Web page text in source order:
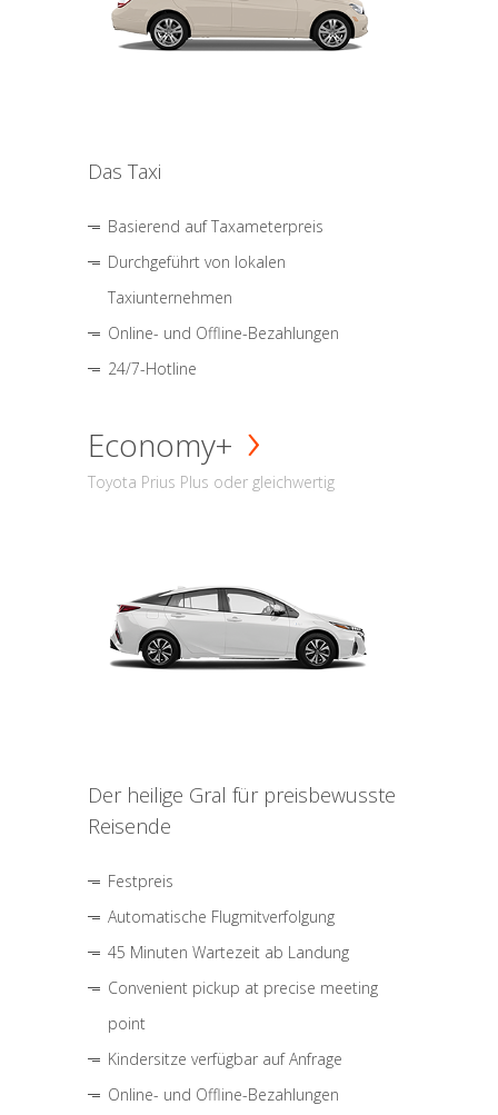
Das Taxi
Basierend auf Taxameterpreis
Durchgeführt von lokalen
Taxiunternehmen
Online- und Offline-Bezahlungen
24/7-Hotline
Economy+
Toyota Prius Plus oder gleichwertig
Der heilige Gral für preisbewusste
Reisende
Festpreis
Automatische Flugmitverfolgung
45 Minuten Wartezeit ab Landung
Convenient pickup at precise meeting
point
Kindersitze verfügbar auf Anfrage
Online- und Offline-Bezahlungen